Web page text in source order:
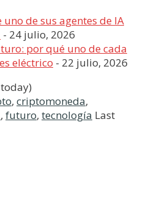
de sus agentes de IA
- 24 julio, 2026
por qué uno de cada
eléctrico - 22 julio, 2026
, criptomoneda,
, futuro, tecnología Last